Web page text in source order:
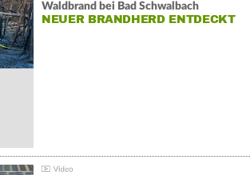
Waldbrand bei Bad Schwalbach
NEUER BRANDHERD ENTDECKT